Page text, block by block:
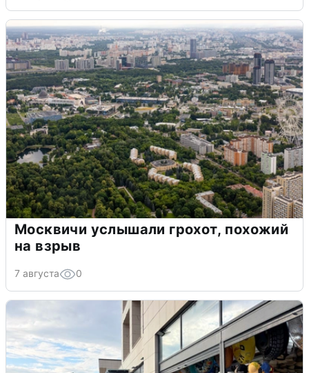
Москвичи услышали грохот, похожий
на взрыв
7 августа 0